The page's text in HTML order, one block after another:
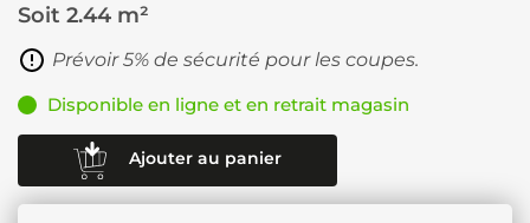
Soit 2.44 m²
Prévoir 5% de sécurité pour les coupes.
Disponible en ligne et en retrait magasin
Ajouter au panier